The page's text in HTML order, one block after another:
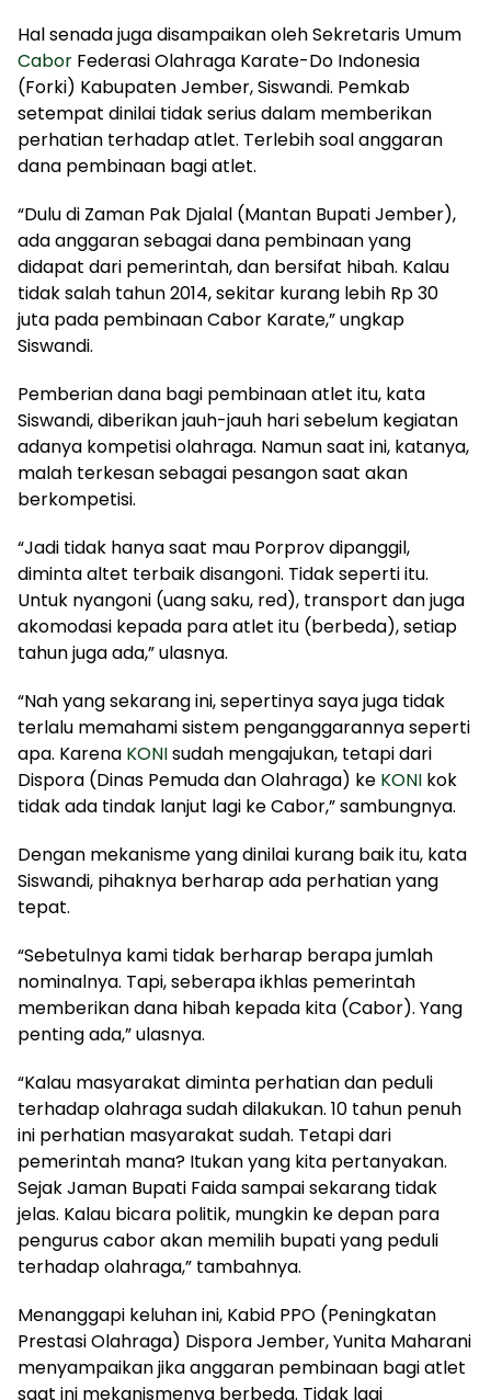
Hal senada juga disampaikan oleh Sekretaris Umum
Cabor Federasi Olahraga Karate-Do Indonesia
(Forki) Kabupaten Jember, Siswandi. Pemkab
setempat dinilai tidak serius dalam memberikan
perhatian terhadap atlet. Terlebih soal anggaran
dana pembinaan bagi atlet.
“Dulu di Zaman Pak Djalal (Mantan Bupati Jember),
ada anggaran sebagai dana pembinaan yang
didapat dari pemerintah, dan bersifat hibah. Kalau
tidak salah tahun 2014, sekitar kurang lebih Rp 30
juta pada pembinaan Cabor Karate,” ungkap
Siswandi.
Pemberian dana bagi pembinaan atlet itu, kata
Siswandi, diberikan jauh-jauh hari sebelum kegiatan
adanya kompetisi olahraga. Namun saat ini, katanya,
malah terkesan sebagai pesangon saat akan
berkompetisi.
“Jadi tidak hanya saat mau Porprov dipanggil,
diminta altet terbaik disangoni. Tidak seperti itu.
Untuk nyangoni (uang saku, red), transport dan juga
akomodasi kepada para atlet itu (berbeda), setiap
tahun juga ada,” ulasnya.
“Nah yang sekarang ini, sepertinya saya juga tidak
terlalu memahami sistem penganggarannya seperti
apa. Karena KONIsudah mengajukan, tetapi dari
Dispora (Dinas Pemuda dan Olahraga) ke KONI kok
tidak ada tindak lanjut lagi ke Cabor,” sambungnya.
Dengan mekanisme yang dinilai kurang baik itu, kata
Siswandi, pihaknya berharap ada perhatian yang
tepat.
“Sebetulnya kami tidak berharap berapa jumlah
nominalnya. Tapi, seberapa ikhlas pemerintah
memberikan dana hibah kepada kita (Cabor). Yang
penting ada,” ulasnya.
“Kalau masyarakat diminta perhatian dan peduli
terhadap olahraga sudah dilakukan. 10 tahun penuh
ini perhatian masyarakat sudah. Tetapi dari
pemerintah mana? Itukan yang kita pertanyakan.
Sejak Jaman Bupati Faida sampai sekarang tidak
jelas. Kalau bicara politik, mungkin ke depan para
pengurus cabor akan memilih bupati yang peduli
terhadap olahraga,” tambahnya.
Menanggapi keluhan ini, Kabid PPO (Peningkatan
Prestasi Olahraga) Dispora Jember, Yunita Maharani
menyampaikan jika anggaran pembinaan bagi atlet
saat ini mekanismenya berbeda. Tidak lagi